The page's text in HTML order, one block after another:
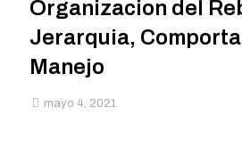
Organizacion del
Jerarquia,
Manejo
mayo 4, 2021